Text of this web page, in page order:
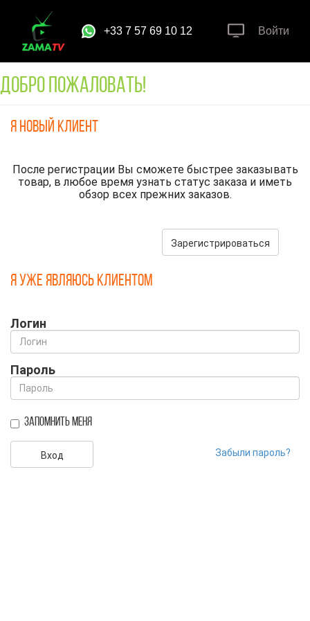
+33 7 57 69 10 12 Войти
Добро пожаловать!
Я новый клиент
После регистрации Вы сможете быстрее заказывать
товар, в любое время узнать статус заказа и иметь
обзор всех прежних заказов.
Зарегистрироваться
Я уже являюсь клиентом
Логин
Пароль
Запомнить меня
Вход Забыли пароль?